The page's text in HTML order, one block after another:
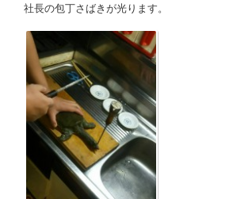
社長の包丁さばきが光ります。